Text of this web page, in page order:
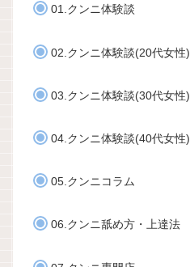
01.クンニ体験談
02.クンニ体験談(20代女性)
03.クンニ体験談(30代女性)
04.クンニ体験談(40代女性)
05.クンニコラム
06.クンニ舐め方・上達法